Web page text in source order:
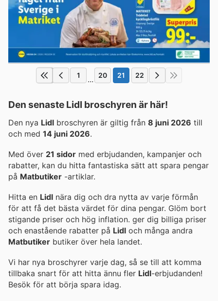
1 ... 20 21 22
Den senaste Lidl broschyren är här!
Den nya Lidl broschyren är giltig från 8 juni 2026 till
och med 14 juni 2026.
Med över 21 sidor med erbjudanden, kampanjer och
rabatter, kan du hitta fantastiska sätt att spara pengar
på Matbutiker -artiklar.
Hitta en Lidl nära dig och dra nytta av varje förmån
för att få det bästa värdet för dina pengar. Glöm bort
stigande priser och hög inflation. ger dig billiga priser
och enastående rabatter på Lidl och många andra
Matbutiker butiker över hela landet.
Vi har nya broschyrer varje dag, så se till att komma
tillbaka snart för att hitta ännu fler Lidl-erbjudanden!
Besök för att börja spara idag.